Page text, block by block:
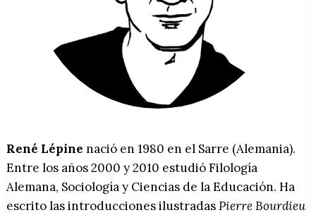
René Lépine nació en 1980 en el Sarre (Alemania).
Entre los años 2000 y 2010 estudió Filología
Alemana, Sociología y Ciencias de la Educación. Ha
escrito las introducciones ilustradasPierre Bourdieu